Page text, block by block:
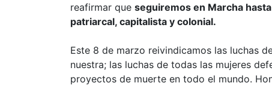
reafirmar que seguiremos en Marcha
patriarcal, capitalista y colonial.
Este 8 de marzo reivindicamos las luchas
nuestra; las luchas de todas las mujeres
proyectos de muerte en todo el mundo.